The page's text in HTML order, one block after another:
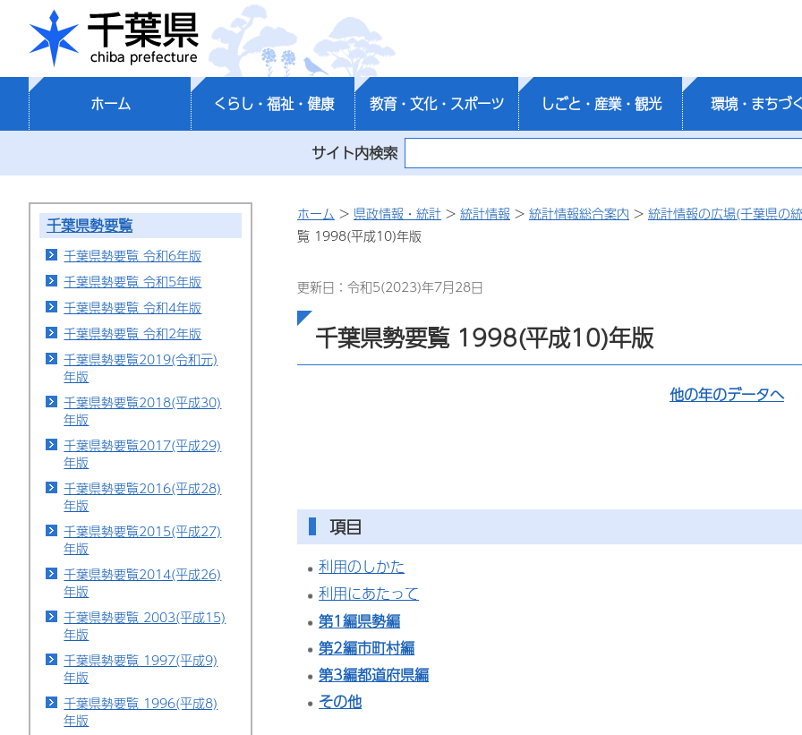
千葉県
ホーム くらし・福祉・健康 教育・文化・スポーツ しごと・産業・観光 環境・まちづ
サイト内検索
千葉県勢要覧
千葉県勢要覧 令和6年版
千葉県勢要覧 令和5年版
千葉県勢要覧 令和4年版
千葉県勢要覧 令和2年版
千葉県勢要覧2019(令和元)
年版
千葉県勢要覧2018(平成30)
年版
千葉県勢要覧2017(平成29)
年版
千葉県勢要覧2016(平成28)
年版
千葉県勢要覧2015(平成27)
年版
千葉県勢要覧2014(平成26)
年版
千葉県勢要覧 2003(平成15)
年版
千葉県勢要覧 1997(平成9)
年版
千葉県勢要覧 1996(平成8)
年版
ホーム > 県政情報・統計 > 統計情報 > 統計情報総合案内 > 統計情報の広場(千葉県の
覧 1998(平成10)年版
更新日：令和5(2023)年7月28日
千葉県勢要覧 1998(平成10)年版
他の年のデータへ
項目
利用のしかた
利用にあたって
第1編県勢編
第2編市町村編
第3編都道府県編
その他